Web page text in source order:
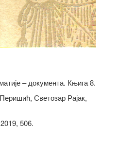
– документа. Књига 8.
Светозар Рајак,
506.